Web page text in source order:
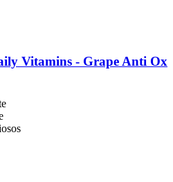
Vitamins -​ Grape Anti Ox